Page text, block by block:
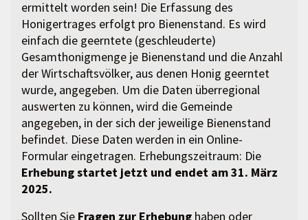
ermittelt worden sein! Die Erfassung des
Honigertrages erfolgt pro Bienenstand. Es wird
einfach die geerntete (geschleuderte)
Gesamthonigmenge je Bienenstand und die Anzahl
der Wirtschaftsvölker, aus denen Honig geerntet
wurde, angegeben. Um die Daten überregional
auswerten zu können, wird die Gemeinde
angegeben, in der sich der jeweilige Bienenstand
befindet. Diese Daten werden in ein Online-
Formular eingetragen. Erhebungszeitraum: Die
Erhebung startet jetzt und endet am 31. März
2025.
Sollten Sie Fragen zur Erhebung haben oder